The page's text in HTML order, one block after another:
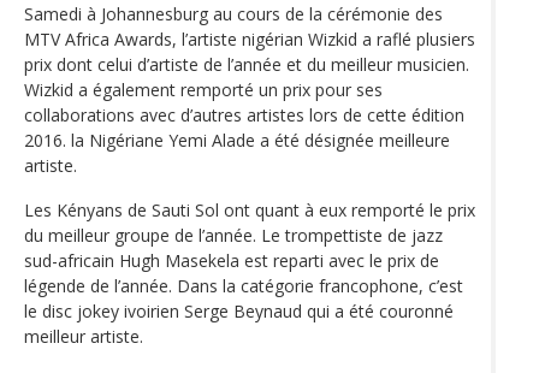
Samedi à Johannesburg au cours de la cérémonie des
MTV Africa Awards, l’artiste nigérian Wizkid a raflé plusiers
prix dont celui d’artiste de l’année et du meilleur musicien.
Wizkid a également remporté un prix pour ses
collaborations avec d’autres artistes lors de cette édition
2016. la Nigériane Yemi Alade a été désignée meilleure
artiste.
Les Kényans de Sauti Sol ont quant à eux remporté le prix
du meilleur groupe de l’année. Le trompettiste de jazz
sud-africain Hugh Masekela est reparti avec le prix de
légende de l’année. Dans la catégorie francophone, c’est
le disc jokey ivoirien Serge Beynaud qui a été couronné
meilleur artiste.